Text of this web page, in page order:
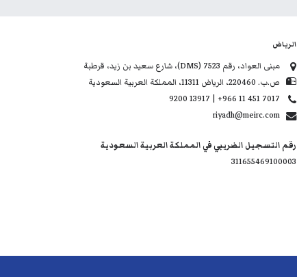
الرياض
مبنى العواد، رقم 7523 (DMS)، شارع سعيد بن زيد، قرطبة
ص.ب. 220460، الرياض 11311، المملكة العربية السعودية
9200 13917 | +966 11 451 7017
riyadh@meirc.com
رقم التسجيل الضريبي في المملكة العربية السعودية
311655469100003